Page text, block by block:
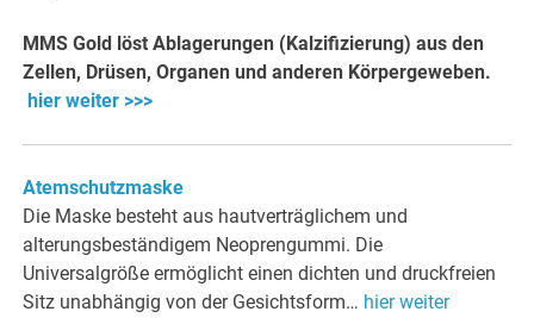
MMS Gold löst Ablagerungen (Kalzifizierung) aus den
Zellen, Drüsen, Organen und anderen Körpergeweben.
hier weiter >>>
Atemschutzmaske
Die Maske besteht aus hautverträglichem und
alterungsbeständigem Neoprengummi. Die
Universalgröße ermöglicht einen dichten und druckfreien
Sitz unabhängig von der Gesichtsform… hier weiter